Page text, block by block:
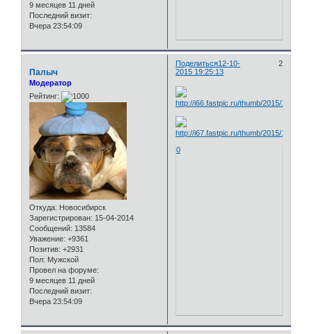
9 месяцев 11 дней
Последний визит:
Вчера 23:54:09
Поделиться 2
12-10-
2015 19:25:13
Палыч
Модератор
Рейтинг:
Откуда: Новосибирск
Зарегистрирован: 15-04-2014
Сообщений: 13584
Уважение: +9361
Позитив: +2931
Пол: Мужской
Провел на форуме:
9 месяцев 11 дней
Последний визит:
Вчера 23:54:09
0